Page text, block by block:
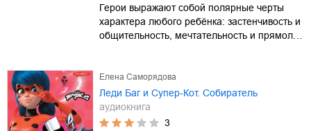
Герои выражают собой полярные черты
характера любого ребёнка: застенчивость и
общительность, мечтательность и прямол…
Елена Саморядова
Леди Баг и Супер-Кот. Собиратель
аудиокнига
3